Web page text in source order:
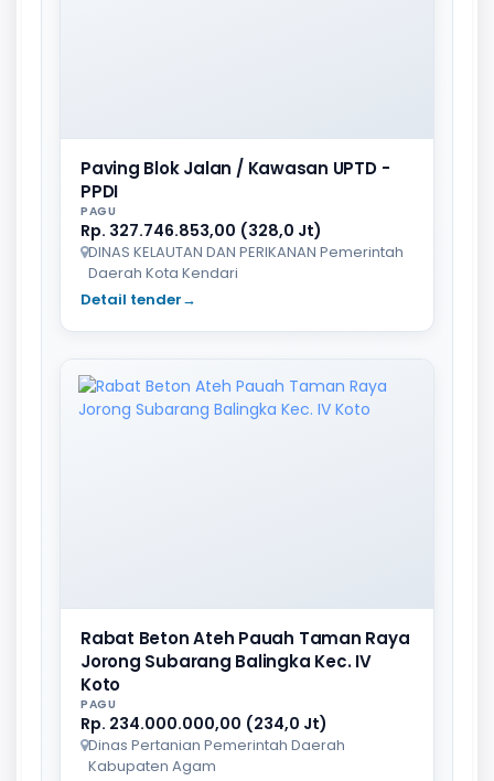
Paving Blok Jalan / Kawasan UPTD -
PPDI
PAGU
Rp. 327.746.853,00 (328,0 Jt)
DINAS KELAUTAN DAN PERIKANAN Pemerintah
Daerah Kota Kendari
Detail tender→
Rabat Beton Ateh Pauah Taman Raya
Jorong Subarang Balingka Kec. IV
Koto
PAGU
Rp. 234.000.000,00 (234,0 Jt)
Dinas Pertanian Pemerintah Daerah
Kabupaten Agam